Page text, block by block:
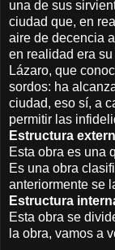
una de sus
ciudad que, en
aire de decencia
en realidad era
Lázaro, que
sordos: ha
ciudad, eso sí, a
permitir las
Estructura
Esta obra es una
Es una obra
anteriormente se
Estructura
Esta obra se
la obra, vamos a